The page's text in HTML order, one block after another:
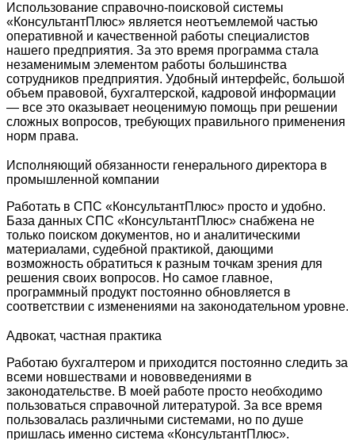
Использование справочно-поисковой системы
«КонсультантПлюс» является неотъемлемой частью
оперативной и качественной работы специалистов
нашего предприятия. За это время программа стала
незаменимым элементом работы большинства
сотрудников предприятия. Удобный интерфейс, большой
объем правовой, бухгалтерской, кадровой информации
— все это оказывает неоценимую помощь при решении
сложных вопросов, требующих правильного применения
норм права.
Исполняющий обязанности генерального директора в
промышленной компании
Работать в СПС «КонсультантПлюс» просто и удобно.
База данных СПС «КонсультантПлюс» снабжена не
только поиском документов, но и аналитическими
материалами, судебной практикой, дающими
возможность обратиться к разным точкам зрения для
решения своих вопросов. Но самое главное,
программный продукт постоянно обновляется в
соответствии с изменениями на законодательном уровне.
Адвокат, частная практика
Работаю бухгалтером и приходится постоянно следить за
всеми новшествами и нововведениями в
законодательстве. В моей работе просто необходимо
пользоваться справочной литературой. За все время
пользовалась различными системами, но по душе
пришлась именно система «КонсультантПлюс».